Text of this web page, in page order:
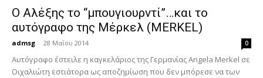
Ο Αλέξης το “μπουγιουρντί”…και το
αυτόγραφο της Μέρκελ (MERKEL)
admsg - 28 Μαΐου 2014 0
Αυτόγραφο έστειλε η καγκελάριος της Γερμανίας Angela Merkel σε
Οιχαλιώτη εστιάτορα ως αποζημίωση που δεν μπόρεσε να των